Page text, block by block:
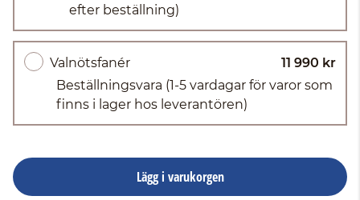
efter beställning)
Valnötsfanér
11 990 kr
Beställningsvara (1-5 vardagar för varor som
finns i lager hos leverantören)
Lägg i varukorgen